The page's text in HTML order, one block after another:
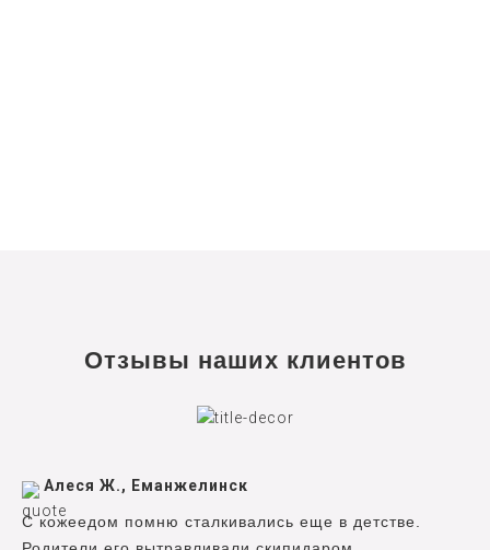
Отзывы наших клиентов
Алеся Ж., Еманжелинск
С кожеедом помню сталкивались еще в детстве.